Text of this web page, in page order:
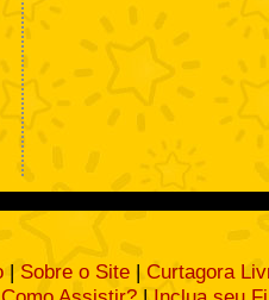
| Sobre o Site | Curtagora